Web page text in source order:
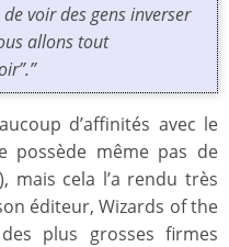
voir des gens inverser
allons tout
d’affinités avec le
possède même pas de
mais cela l’a rendu très
éditeur, Wizards of the
plus grosses firmes